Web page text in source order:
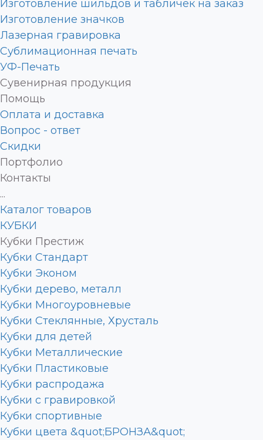
Изготовление шильдов и табличек на заказ
Изготовление значков
Лазерная гравировка
Сублимационная печать
УФ-Печать
Сувенирная продукция
Помощь
Оплата и доставка
Вопрос - ответ
Скидки
Портфолио
Контакты
...
Каталог товаров
КУБКИ
Кубки Престиж
Кубки Стандарт
Кубки Эконом
Кубки дерево, металл
Кубки Многоуровневые
Кубки Стеклянные, Хрусталь
Кубки для детей
Кубки Металлические
Кубки Пластиковые
Кубки распродажа
Кубки с гравировкой
Кубки спортивные
Кубки цвета &quot;БРОНЗА&quot;